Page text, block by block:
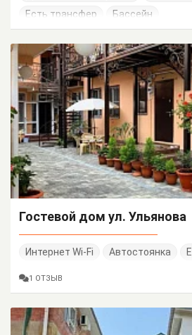
Есть трансфер
Бассейн
Гостевой дом ул. Ульянова
Интернет Wi-Fi Автостоянка
1 ОТЗЫВ